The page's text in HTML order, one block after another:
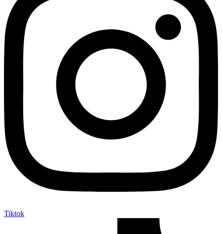
Tiktok